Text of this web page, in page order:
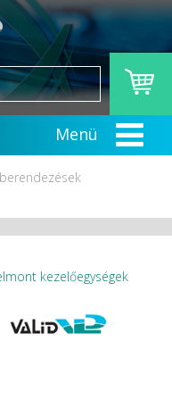
kezelőegységek